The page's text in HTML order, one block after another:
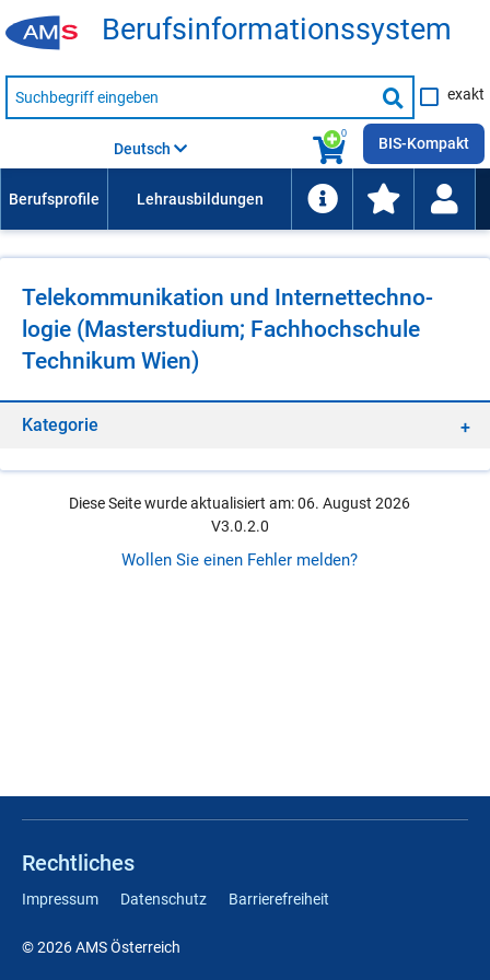
Be­rufs­in­for­ma­ti­ons­sys­tem
Suche
nach
Suche
starten
exakt
0
Deutsch BIS-Kompakt
Te­le­kom­mu­ni­ka­ti­on und In­ter­net­tech­no­
lo­gie (Mas­ter­stu­di­um; Fach­hoch­schu­le
Tech­ni­kum Wien)
Ka­te­go­rie
Diese Seite wurde aktualisiert am: 06. August 2026
V3.0.2.0
Wollen Sie einen Fehler melden?
Rechtliches
Impressum Datenschutz Barrierefreiheit
© 2026 AMS Österreich